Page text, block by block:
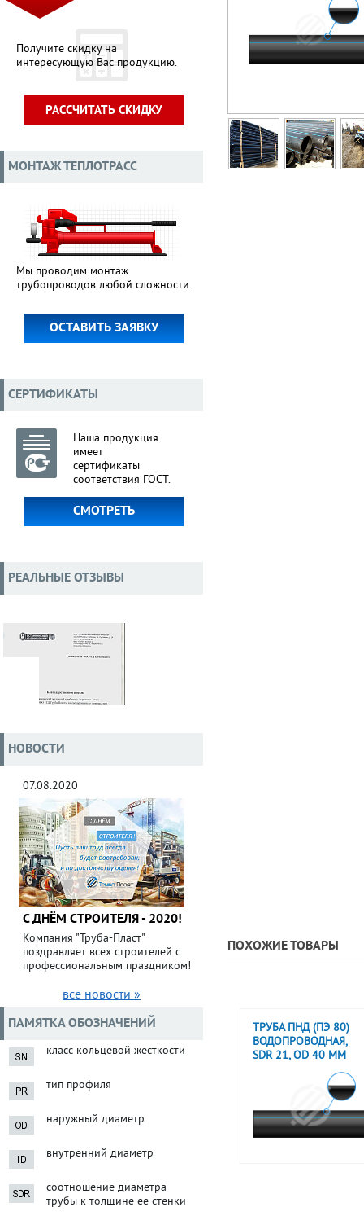
ПОХОЖИЕ ТОВАРЫ
ТРУБА ПНД (ПЭ 80)
ВОДОПРОВОДНАЯ,
SDR 21, OD 40 ММ
Получите скидку на
интересующую Вас продукцию.
РАССЧИТАТЬ СКИДКУ
МОНТАЖ ТЕПЛОТРАСС
Мы проводим монтаж
трубопроводов любой сложности.
ОСТАВИТЬ ЗАЯВКУ
СЕРТИФИКАТЫ
Наша продукция
имеет
сертификаты
соответствия ГОСТ.
СМОТРЕТЬ
РЕАЛЬНЫЕ ОТЗЫВЫ
НОВОСТИ
07.08.2020
С ДНЁМ СТРОИТЕЛЯ - 2020!
Компания "Труба-Пласт"
поздравляет всех строителей с
профессиональным праздником!
все новости »
ПАМЯТКА ОБОЗНАЧЕНИЙ
класс кольцевой жесткости
тип профиля
наружный диаметр
внутренний диаметр
соотношение диаметра
трубы к толщине ее стенки